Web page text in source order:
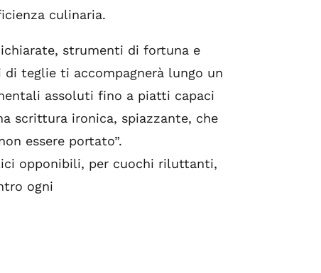
culinaria.
strumenti di fortuna e
teglie ti accompagnerà lungo un
assoluti fino a piatti capaci
scrittura ironica, spiazzante, che
essere portato”.
opponibili, per cuochi riluttanti,
ogni